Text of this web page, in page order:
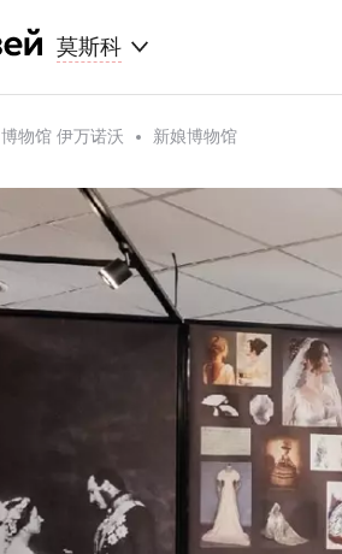
莫斯科
博物馆 伊万诺沃 新娘博物馆